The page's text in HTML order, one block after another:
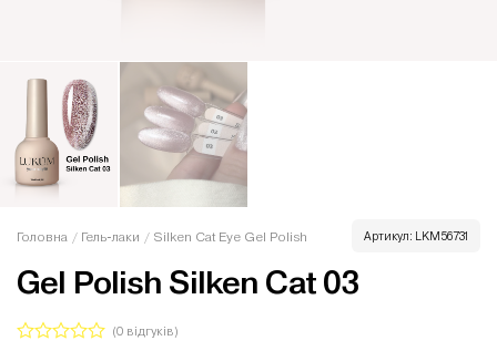
Головна / Гель-лаки / Silken Cat Eye Gel Polish Артикул: LKM56731
Gel Polish Silken Cat 03
(0відгуків)